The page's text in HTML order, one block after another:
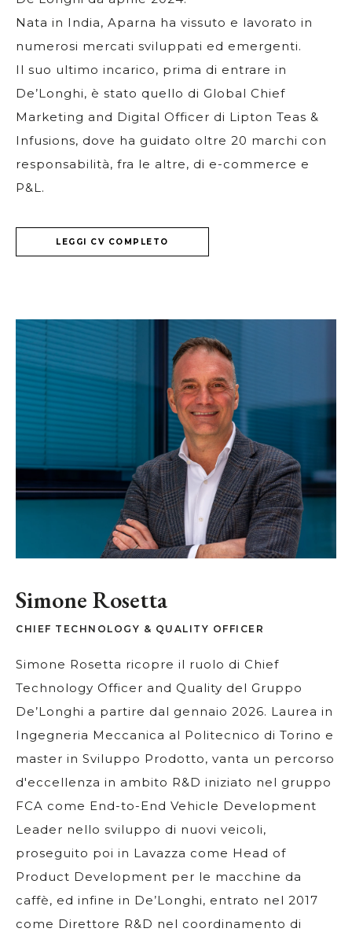
Nata in India, Aparna ha vissuto e lavorato in
numerosi mercati sviluppati ed emergenti.
Il suo ultimo incarico, prima di entrare in
De’Longhi, è stato quello di Global Chief
Marketing and Digital Officer di Lipton Teas &
Infusions, dove ha guidato oltre 20 marchi con
responsabilità, fra le altre, di e-commerce e
P&L.
LEGGI CV COMPLETO
Simone Rosetta
CHIEF TECHNOLOGY & QUALITY OFFICER
Simone Rosetta ricopre il ruolo di Chief
Technology Officer and Quality del Gruppo
De’Longhi a partire dal gennaio 2026. Laurea in
Ingegneria Meccanica al Politecnico di Torino e
master in Sviluppo Prodotto, vanta un percorso
d'eccellenza in ambito R&D iniziato nel gruppo
FCA come End-to-End Vehicle Development
Leader nello sviluppo di nuovi veicoli,
proseguito poi in Lavazza come Head of
Product Development per le macchine da
caffè, ed infine in De’Longhi, entrato nel 2017
come Direttore R&D nel coordinamento di